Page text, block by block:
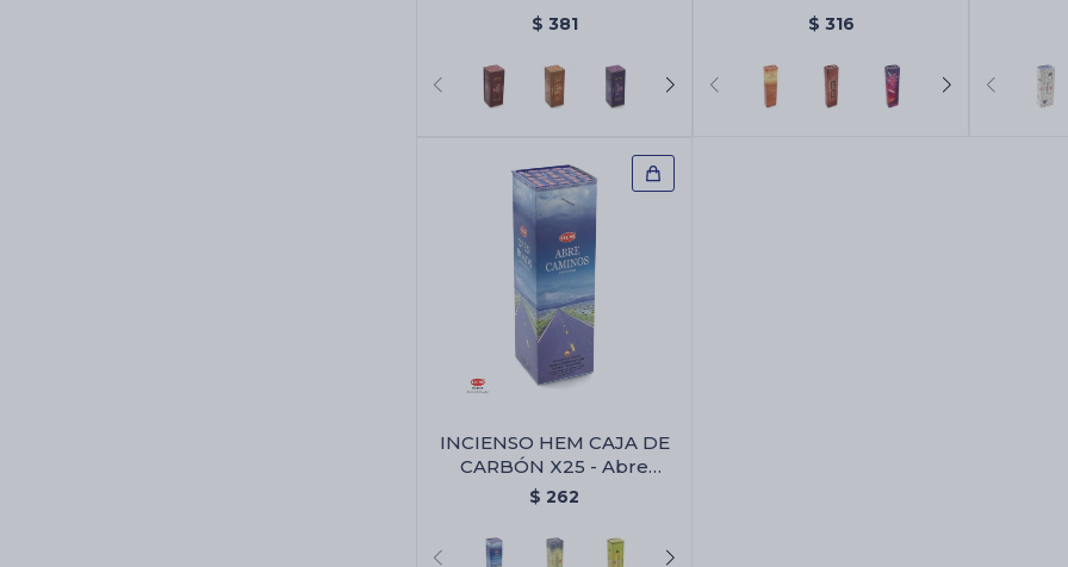
$ 381
X6 - Ambar
$ 316
INCIENSO HEM CAJA DE
CARBÓN X25 - Abre
Camino
$ 262